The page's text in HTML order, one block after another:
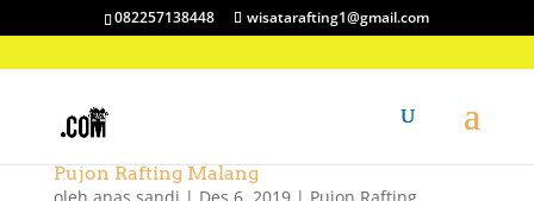
082257138448 wisatarafting1@gmail.com
Pujon Rafting Malang